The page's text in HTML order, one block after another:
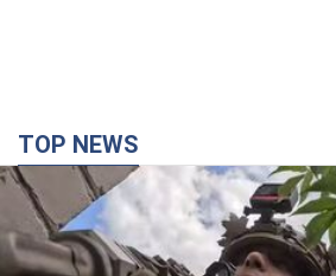
TOP NEWS